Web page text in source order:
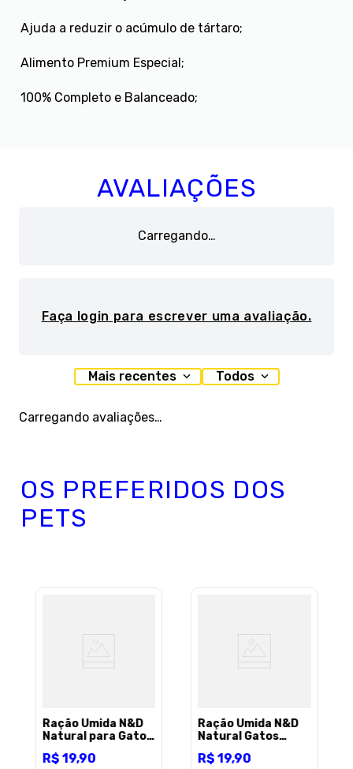
Ajuda a reduzir o acúmulo de tártaro;
Alimento Premium Especial;
100% Completo e Balanceado;
AVALIAÇÕES
Carregando…
Faça login para escrever uma avaliação.
Mais recentes Todos
Carregando avaliações…
OS PREFERIDOS DOS
PETS
Ração Úmida N&D
Natural para Gatos
R$19,90
Ração Úmida N&D
Natural Gatos
Camarão 70 g
R$ 19,90